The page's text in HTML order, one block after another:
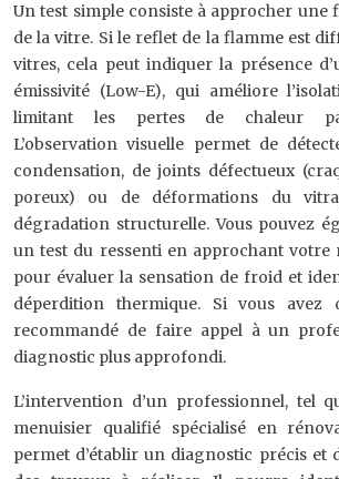
Un test simple consiste à approcher une
de la vitre. Si le reflet de la flamme est
vitres, cela peut indiquer la présence
émissivité (Low-E), qui améliore
limitant les pertes de chaleur
L’observation visuelle permet de
condensation, de joints défectueux
poreux) ou de déformations du
dégradation structurelle. Vous pouvez
un test du ressenti en approchant votre
pour évaluer la sensation de froid et
déperdition thermique. Si vous avez
recommandé de faire appel à un
diagnostic plus approfondi.
L’intervention d’un professionnel, tel
menuisier qualifié spécialisé en
permet d’établir un diagnostic précis et